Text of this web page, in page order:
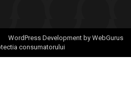
WordPress Development by WebGurus
consumatorului